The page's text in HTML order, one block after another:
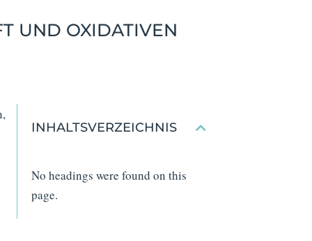
UND OXIDATIVEN
INHALTSVERZEICHNIS
No headings were found on this
page.